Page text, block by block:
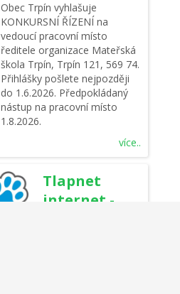
Obec Trpín vyhlašuje
KONKURSNÍ ŘÍZENÍ na
vedoucí pracovní místo
ředitele organizace Mateřská
škola Trpín, Trpín 121, 569 74.
Přihlášky pošlete nejpozději
do 1.6.2026. Předpokládaný
nástup na pracovní místo
1.8.2026.
více..
Tlapnet
internet -